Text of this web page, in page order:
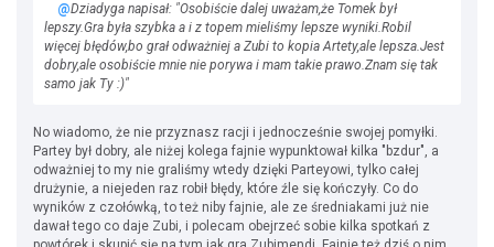
@Dziadyga napisał: "Osobiście dalej uważam,że Tomek był
lepszy.Gra była szybka a i z topem mieliśmy lepsze wyniki.Robil
więcej błędów,bo grał odważniej a Zubi to kopia Artety,ale lepsza.Jest
dobry,ale osobiście mnie nie porywa i mam takie prawo.Znam się tak
samo jak Ty :)"
No wiadomo, że nie przyznasz racji i jednocześnie swojej pomyłki.
Partey był dobry, ale niżej kolega fajnie wypunktował kilka "bzdur", a
odważniej to my nie graliśmy wtedy dzięki Parteyowi, tylko całej
drużynie, a niejeden raz robił błędy, które źle się kończyły. Co do
wyników z czołówką, to też niby fajnie, ale ze średniakami już nie
dawał tego co daje Zubi, i polecam obejrzeć sobie kilka spotkań z